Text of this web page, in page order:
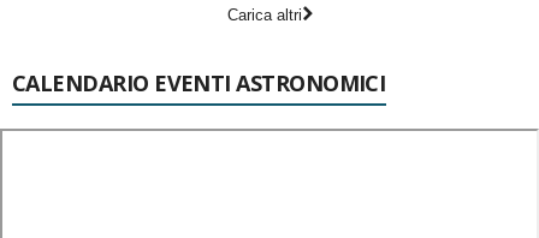
Carica altri
CALENDARIO EVENTI ASTRONOMICI